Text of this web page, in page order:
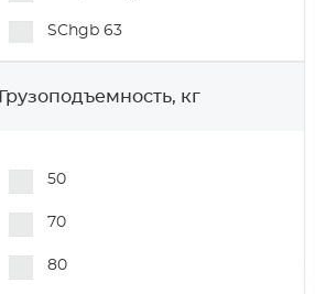
SChgb 63
Грузоподъемность, кг
50
70
80